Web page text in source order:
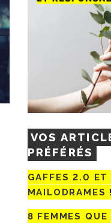
VOS
PRÉFÉRÉS
GAFFES 2.0 ET
MAILODRAMES !
8 FEMMES QUE